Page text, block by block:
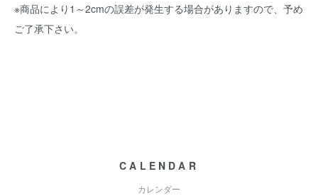
※商品により1～2cmの誤差が発生する場合がありますので、予め
ご了承下さい。
CALENDAR
カレンダー